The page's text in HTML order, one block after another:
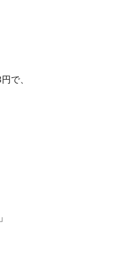
で、